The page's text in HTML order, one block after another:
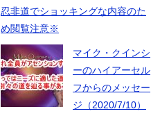
忍非道でショッキングな内容のた
め閲覧注意※
マイク・クインシ
ーのハイアーセル
フからのメッセー
ジ（2020/7/10）